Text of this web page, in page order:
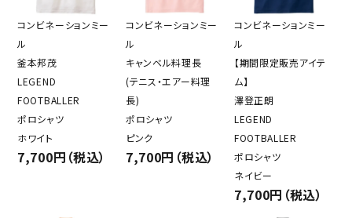
コンビネーションミー
ル
釜本邦茂
LEGEND
FOOTBALLER
ポロシャツ
ホワイト
7,700円（税込）
コンビネーションミー
ル
キャンベル料理長
(テニス・エアー料理
長)
ポロシャツ
ピンク
7,700円（税込）
コンビネーションミー
ル
【期間限定販売アイテ
ム】
澤登正朗
LEGEND
FOOTBALLER
ポロシャツ
ネイビー
7,700円（税込）